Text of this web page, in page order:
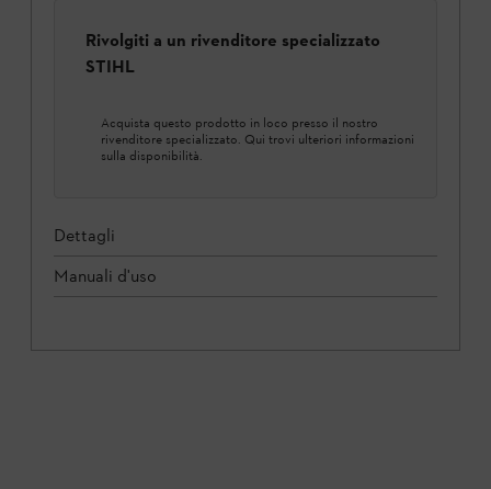
Rivolgiti a un rivenditore specializzato
STIHL
Acquista questo prodotto in loco presso il nostro
rivenditore specializzato. Qui trovi ulteriori informazioni
sulla disponibilità.
Dettagli
Manuali d'uso